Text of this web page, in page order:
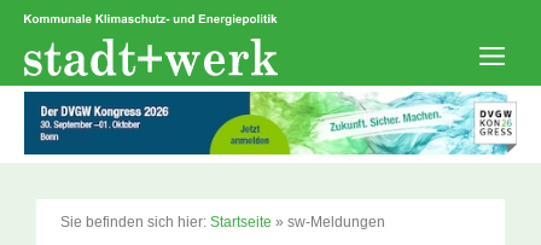
Zum
springen
Sie befinden sich hier: Startseite » sw-Meldungen